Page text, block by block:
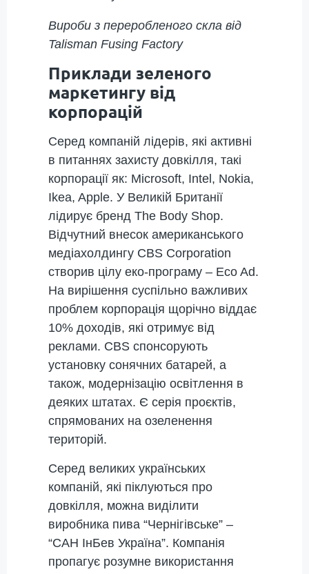
Вироби з переробленого скла від
Talisman Fusing Factory
Приклади зеленого
маркетингу від
корпорацій
Серед компаній лідерів, які активні
в питаннях захисту довкілля, такі
корпорації як: Microsoft, Intel, Nokia,
Ikea, Apple. У Великій Британії
лідирує бренд The Body Shop.
Відчутний внесок американського
медіахолдингу CBS Corporation
створив цілу еко-програму – Eco Ad.
На вирішення суспільно важливих
проблем корпорація щорічно віддає
10% доходів, які отримує від
реклами. CBS спонсорують
установку сонячних батарей, а
також, модернізацію освітлення в
деяких штатах. Є серія проєктів,
спрямованих на озеленення
територій.
Серед великих українських
компаній, які піклуються про
довкілля, можна виділити
виробника пива “Чернігівське” –
“САН ІнБев Україна”. Компанія
пропагує розумне використання